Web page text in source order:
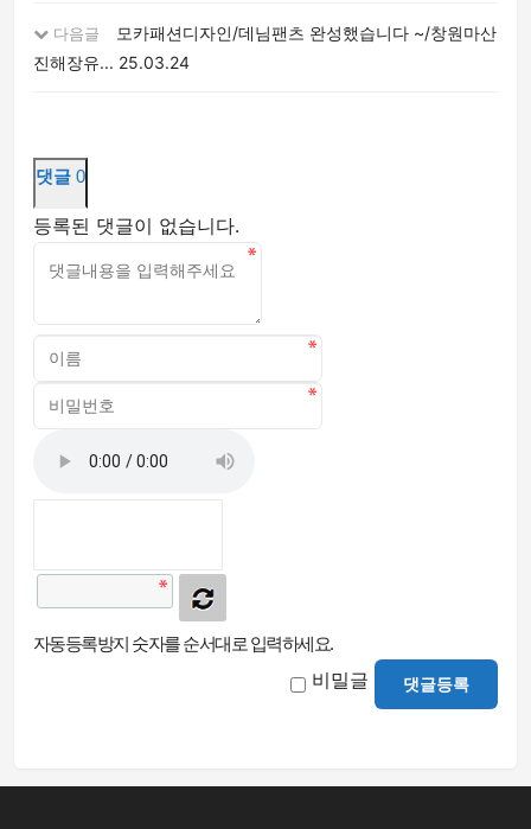
다음글
모카패션디자인/데님팬츠 완성했습니다 ~/창원마산
진해장유... 25.03.24
댓글 0
등록된 댓글이 없습니다.
자동등록방지 숫자를 순서대로 입력하세요.
비밀글 댓글등록